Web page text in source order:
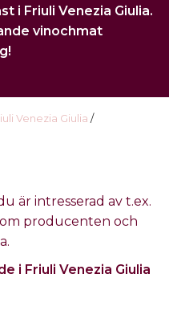
i Friuli Venezia Giulia.
vinochmat
Venezia Giulia /
är intresserad av t.ex.
om producenten och
i Friuli Venezia Giulia